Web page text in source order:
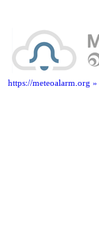
https://meteoalarm.org »